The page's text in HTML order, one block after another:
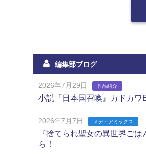
編集部ブログ
2026年7月29日 作品紹介
小説『日本国召喚』カドカワ
2026年7月7日 メディアミックス
『捨てられ聖女の異世界ご
ら！